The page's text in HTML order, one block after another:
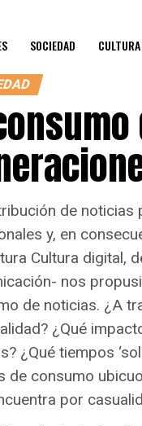
SOCIEDAD CULTURA
de noticias
y, en
Cultura digital,
nos
de noticias. ¿A
¿Qué
¿Qué tiempos
de consumo
por